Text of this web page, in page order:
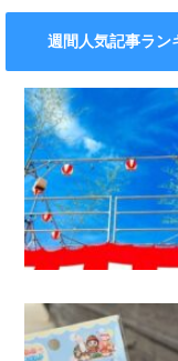
週間人気記事ラン